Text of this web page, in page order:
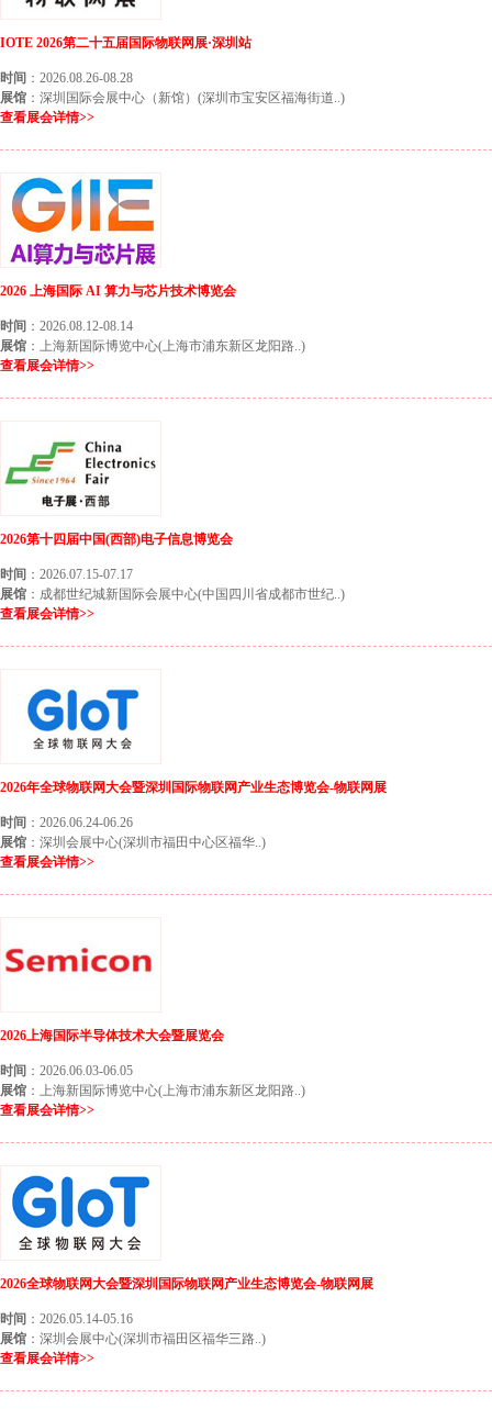
IOTE 2026第二十五届国际物联网展·深圳站
时间 ：2026.08.26-08.28
展馆 ：深圳国际会展中心（新馆）(深圳市宝安区福海街道..)
查看展会详情>>
2026 上海国际 AI 算力与芯片技术博览会
时间 ：2026.08.12-08.14
展馆 ：上海新国际博览中心(上海市浦东新区龙阳路..)
查看展会详情>>
2026第十四届中国(西部)电子信息博览会
时间 ：2026.07.15-07.17
展馆 ：成都世纪城新国际会展中心(中国四川省成都市世纪..)
查看展会详情>>
2026年全球物联网大会暨深圳国际物联网产业生态博览会-物联网展
时间 ：2026.06.24-06.26
展馆 ：深圳会展中心(深圳市福田中心区福华..)
查看展会详情>>
2026上海国际半导体技术大会暨展览会
时间 ：2026.06.03-06.05
展馆 ：上海新国际博览中心(上海市浦东新区龙阳路..)
查看展会详情>>
2026全球物联网大会暨深圳国际物联网产业生态博览会-物联网展
时间 ：2026.05.14-05.16
展馆 ：深圳会展中心(深圳市福田区福华三路..)
查看展会详情>>